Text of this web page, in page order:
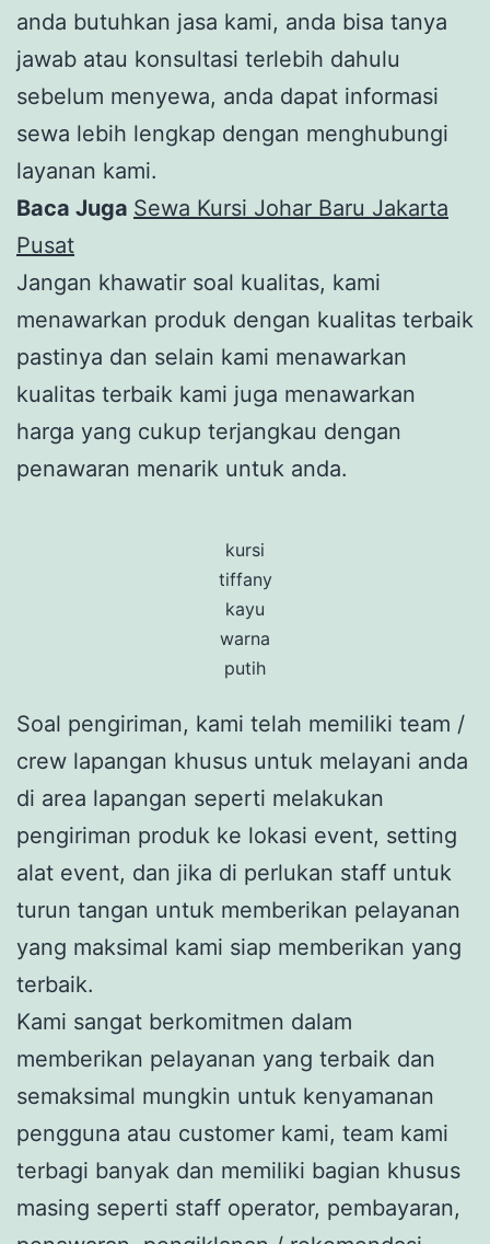
anda butuhkan jasa kami, anda bisa tanya
jawab atau konsultasi terlebih dahulu
sebelum menyewa, anda dapat informasi
sewa lebih lengkap dengan menghubungi
layanan kami.
Baca Juga Sewa Kursi Johar Baru Jakarta
Pusat
Jangan khawatir soal kualitas, kami
menawarkan produk dengan kualitas terbaik
pastinya dan selain kami menawarkan
kualitas terbaik kami juga menawarkan
harga yang cukup terjangkau dengan
penawaran menarik untuk anda.
kursi
tiffany
kayu
warna
putih
Soal pengiriman, kami telah memiliki team /
crew lapangan khusus untuk melayani anda
di area lapangan seperti melakukan
pengiriman produk ke lokasi event, setting
alat event, dan jika di perlukan staff untuk
turun tangan untuk memberikan pelayanan
yang maksimal kami siap memberikan yang
terbaik.
Kami sangat berkomitmen dalam
memberikan pelayanan yang terbaik dan
semaksimal mungkin untuk kenyamanan
pengguna atau customer kami, team kami
terbagi banyak dan memiliki bagian khusus
masing seperti staff operator, pembayaran,